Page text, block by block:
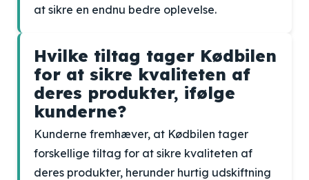
at sikre en endnu bedre oplevelse.
Hvilke tiltag tager Kødbilen
for at sikre kvaliteten af
deres produkter, ifølge
kunderne?
Kunderne fremhæver, at Kødbilen tager
forskellige tiltag for at sikre kvaliteten af
deres produkter, herunder hurtig udskiftning